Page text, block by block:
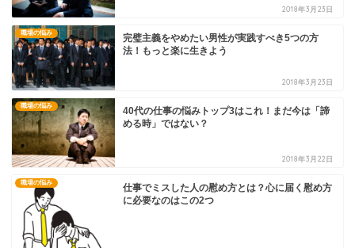
2018年3月23日
職場の悩み
完璧主義をやめたい男性が実践すべき5つの方
法！もっと楽に生きよう
2018年3月23日
職場の悩み
40代の仕事の悩みトップ3はこれ！まだ今は「諦
める時」ではない？
2018年3月22日
職場の悩み
仕事でミスした人の慰め方とは？心に届く慰め方
に必要なのはこの2つ